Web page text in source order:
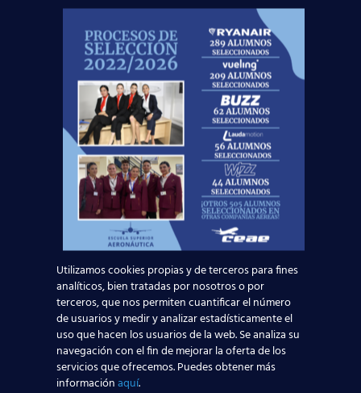
de aviación civil(Ministerio de Fomento) se adquieren
los conocimientos teóricos y prácticos necesarios para
realizar las funciones propias de un auxiliar de vuelo.
Además, permite certificarse como TCP en cualquiera
de los países de la Unión Europea.
Nuestro objetivo final es que el alumno salga del
curso con la mayor experiencia y conocimientos
posibles para ejercer la profesión de auxiliar de
vuelo (TCP). Esto nos convierte en una institución
de prestigio entre los departamentos de recursos
humanos de las diferentes compañías de
transporte aéreo de España. De hecho,más de
6000 alumnos nuestros decidieron ser
auxiliares de vuelo y encontraron trabajo.
quieres saber más,acércate a cualquiera de los
centros que tenemos por toda España
pídenos informacióna través de nuestros
asesores online:
Utilizamos cookies propias y de terceros para fines
analíticos, bien tratadas por nosotros o por
terceros, que nos permiten cuantificar el número
de usuarios y medir y analizar estadísticamente el
uso que hacen los usuarios de la web. Se analiza su
navegación con el fin de mejorar la oferta de los
servicios que ofrecemos. Puedes obtener más
informaciónaquí.